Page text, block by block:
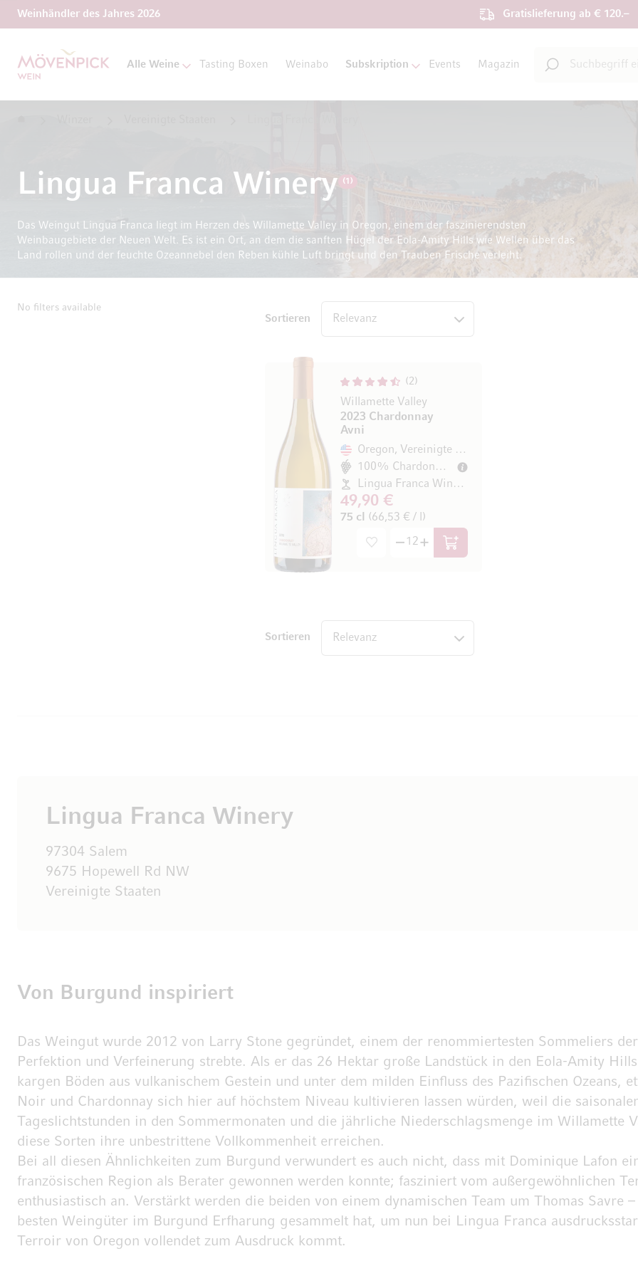
Weinhändler des Jahres 2026 Gratislieferung ab € 120.–
Zur Startseite
Alle Weine Tasting Boxen Weinabo Subskription Events Magazin
Suche
Lingua Franca Winery (1)
Das Weingut Lingua Franca liegt im Herzen des Willamette Valley in Oregon, einem der faszinierendsten
Weinbaugebiete der Neuen Welt. Es ist ein Ort, an dem die sanften Hügel der Eola-Amity Hills wie Wellen über das
Land rollen und der feuchte Ozeannebel den Reben kühle Luft bringt und den Trauben Frische verleiht.
No filters available
Sortieren
2
Willamette Valley
2023 Chardonnay
Avni
Oregon, Vereinigte Staaten
100% Chardonnay
Lingua Franca Winery
49,90 €
75 cl (66,53 € / l)
In den Warenkorb
Sortieren Unten
Lingua Franca Winery
97304 Salem
9675 Hopewell Rd NW
Vereinigte Staaten
Von Burgund inspiriert
Das Weingut wurde 2012 von Larry Stone gegründet, einem der renommiertesten Sommeliers
Perfektion und Verfeinerung strebte. Als er das 26 Hektar große Landstück in den Eola-Amity
kargen Böden aus vulkanischem Gestein und unter dem milden Einfluss des Pazifischen Ozeans,
Noir und Chardonnay sich hier auf höchstem Niveau kultivieren lassen würden, weil die
Tageslichtstunden in den Sommermonaten und die jährliche Niederschlagsmenge im Willamette
diese Sorten ihre unbestrittene Vollkommenheit erreichen.
Bei all diesen Ähnlichkeiten zum Burgund verwundert es auch nicht, dass mit Dominique Lafon
französischen Region als Berater gewonnen werden konnte; fasziniert vom außergewöhnlichen
enthusiastisch an. Verstärkt werden die beiden von einem dynamischen Team um Thomas Savre
besten Weingüter im Burgund Erfharung gesammelt hat, um nun bei Lingua Franca
Terroir von Oregon vollendet zum Ausdruck kommt.